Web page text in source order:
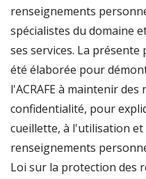
renseignements
spécialistes du domaine
ses services. La
été élaborée pour
l'ACRAFE à maintenir
confidentialité, pour
cueillette, à l'utilisation et
renseignements
Loi sur la protection des